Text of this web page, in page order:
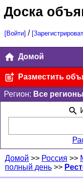
Доска
[Войти] /
Домой
Разместить
Регион: Все регионы
Домой >> Россия >>
полный день >>